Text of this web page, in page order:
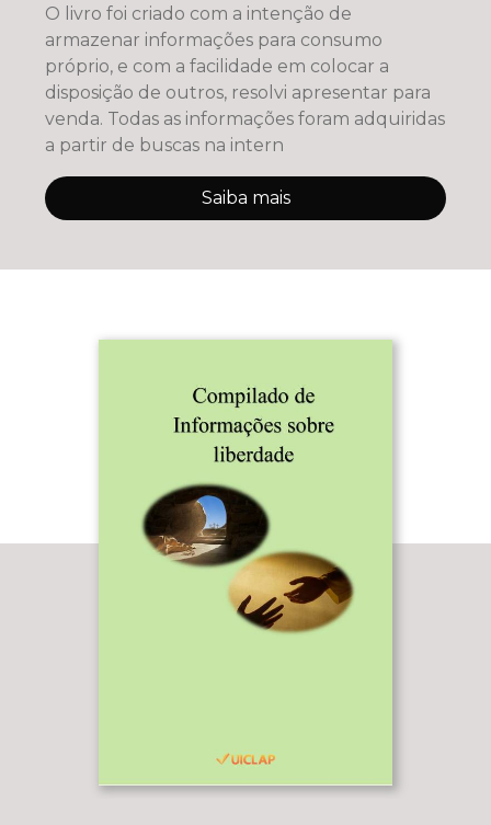
O livro foi criado com a intenção de
armazenar informações para consumo
próprio, e com a facilidade em colocar a
disposição de outros, resolvi apresentar para
venda. Todas as informações foram adquiridas
a partir de buscas na intern
Saiba mais